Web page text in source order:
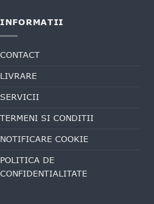
INFORMATII
CONTACT
LIVRARE
SERVICII
TERMENI SI CONDITII
NOTIFICARE COOKIE
POLITICA DE
CONFIDENTIALITATE